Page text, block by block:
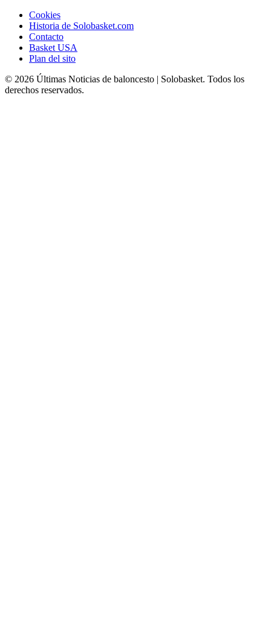
Cookies
Historia de Solobasket.com
Contacto
Basket USA
Plan del sito
© 2026 Últimas Noticias de baloncesto | Solobasket. Todos los
derechos reservados.